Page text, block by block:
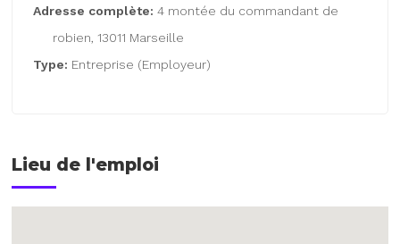
Adresse complète:4 montée du commandant de
robien, 13011 Marseille
Type: Entreprise (Employeur)
Lieu de l'emploi